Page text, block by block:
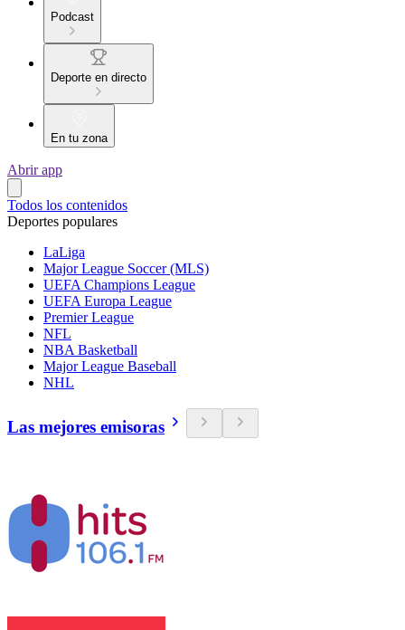
Podcast
Deporte en directo
En tu zona
Abrir app
Todos los contenidos
Deportes populares
LaLiga
Major League Soccer (MLS)
UEFA Champions League
UEFA Europa League
Premier League
NFL
NBA Basketball
Major League Baseball
NHL
Las mejores emisoras